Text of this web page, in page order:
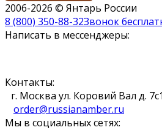
2006-2026 © Янтарь России
8 (800) 350-88-32Звонок
Написать в мессенджеры:
Контакты:
г. Москва ул. Коровий Вал д. 7с1
order@russianamber.ru
Мы в социальных сетях: